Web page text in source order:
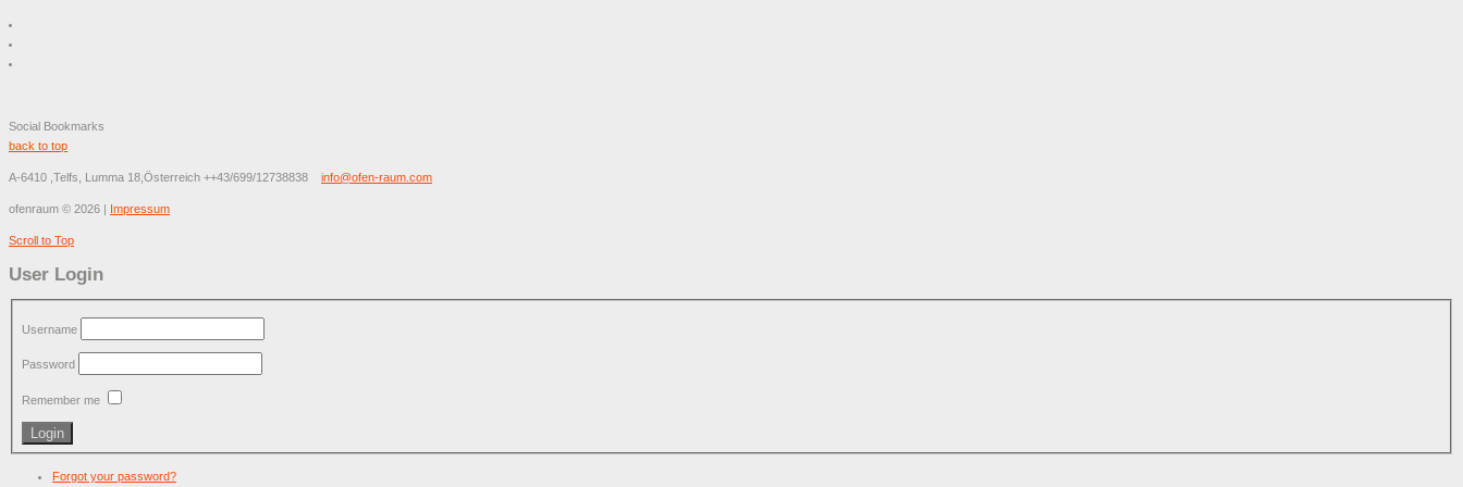
Social Bookmarks
back to top
A-6410 ,Telfs, Lumma 18,Österreich ++43/699/12738838 info@ofen-raum.com
ofenraum © 2026 | Impressum
Scroll to Top
User Login
Username
Password
Remember me
Forgot your password?